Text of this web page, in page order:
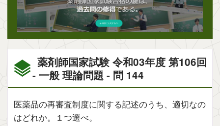
薬剤師国家試験 令和03年度 第106回
- 一般 理論問題 - 問 144
医薬品の再審査制度に関する記述のうち、適切なの
はどれか。１つ選べ。